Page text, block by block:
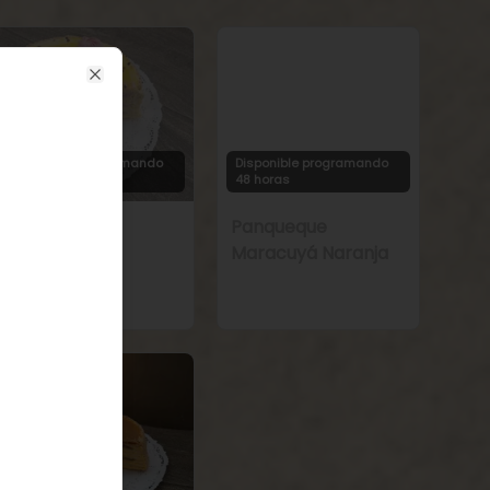
Disponible programando
Disponible programando
48 horas